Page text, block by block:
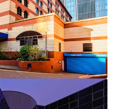
to acquire three hotels,
scale, available free and clear
New Street Station 159
Centre 148 bedrooms
Centre 144 bedrooms
branded under the globally
family, one of the world’s